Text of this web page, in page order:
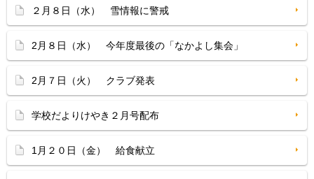
２月８日（水） 雪情報に警戒
2月８日（水） 今年度最後の「なかよし集会」
2月７日（火） クラブ発表
学校だよりけやき２月号配布
1月２０日（金） 給食献立